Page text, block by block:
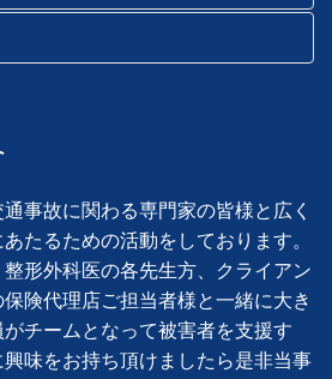
半田市・常滑市・東海市・大府
碧南市・刈谷市・豊田市・安城
関市・美濃市・美濃加茂市・可
市・中津川市・瑞浪市・恵那
日市市・鈴鹿市・亀山市・津
鳥羽市・志摩市・伊賀市・名張
・湖西市
事故に関わる専門家の皆様と広く
たるための活動をしております。
形外科医の各先生方、クライアン
保険代理店ご担当者様と一緒に大き
チームとなって被害者を支援す
味をお持ち頂けましたら是非当事